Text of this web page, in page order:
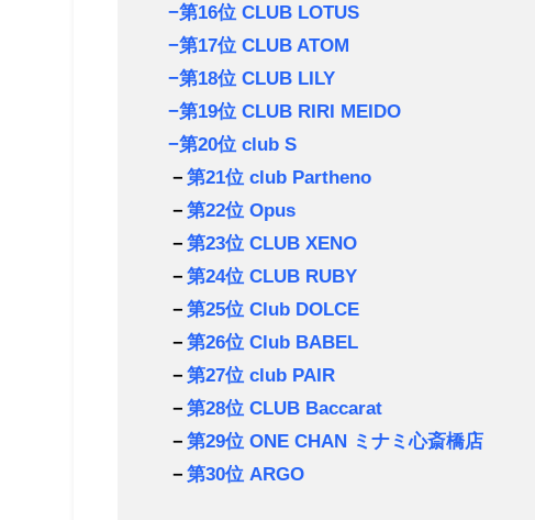
−第16位 CLUB LOTUS
−第17位 CLUB ATOM
−第18位 CLUB LILY
−第19位 CLUB RIRI MEIDO
−第20位 club S
－ 第21位 club Partheno
－ 第22位 Opus
－ 第23位 CLUB XENO
－ 第24位 CLUB RUBY
－ 第25位 Club DOLCE
－ 第26位 Club BABEL
－ 第27位 club PAIR
－ 第28位 CLUB Baccarat
－ 第29位 ONE CHAN ミナミ心斎橋店
－ 第30位 ARGO